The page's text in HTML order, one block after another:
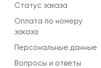
Статус заказа
Оплата по номеру
заказа
Персональные данные
Вопросы и ответы